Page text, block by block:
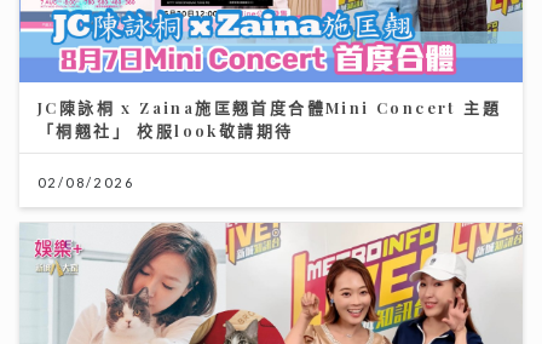
JC陳詠桐 x Zaina施匡翹首度合體Mini Concert 主題
「桐翹社」 校服look敬請期待
02/08/2026